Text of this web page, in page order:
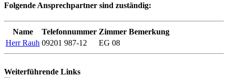
Folgende Ansprechpartner sind zuständig:
Name Telefonnummer Zimmer Bemerkung
Herr Rauh 09201 987-12 EG 08
Weiterführende Links